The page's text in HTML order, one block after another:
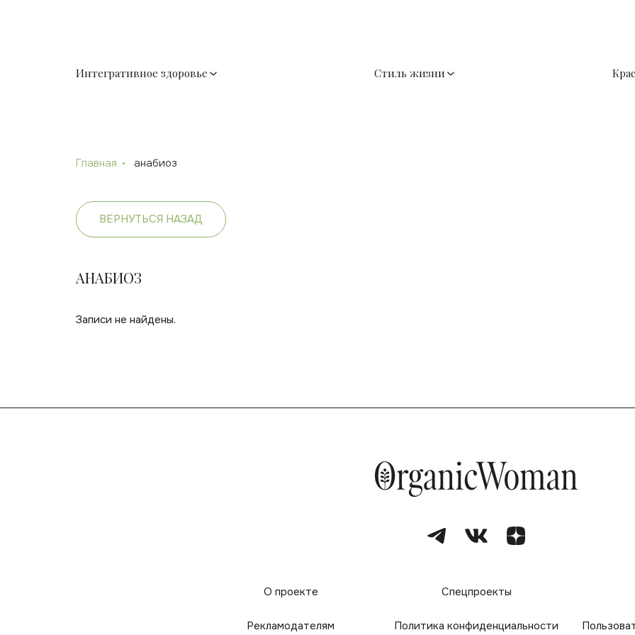
Интегративное здоровье Стиль жизни
Главная анабиоз
ВЕРНУТЬСЯ НАЗАД
АНАБИОЗ
Записи не найдены.
О проекте Спецпроекты
Рекламодателям Политика конфиденциальности